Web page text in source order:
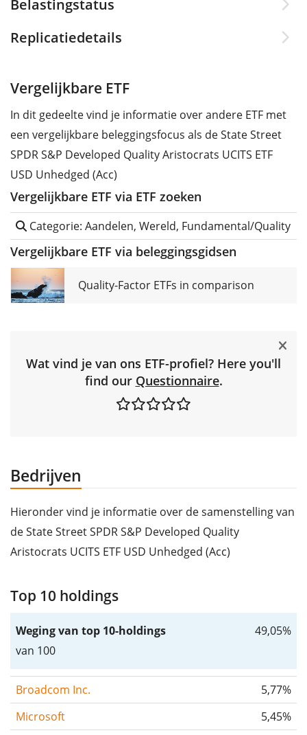
Belastingstatus
Replicatiedetails
Vergelijkbare ETF
In dit gedeelte vind je informatie over andere ETF met
een vergelijkbare beleggingsfocus als de State Street
SPDR S&P Developed Quality Aristocrats UCITS ETF
USD Unhedged (Acc)
Vergelijkbare ETF via ETF zoeken
Categorie: Aandelen, Wereld, Fundamental/Quality
Vergelijkbare ETF via beleggingsgidsen
Quality-Factor ETFs in comparison
Wat vind je van ons ETF-profiel? Here you'll
find our Questionnaire.
Bedrijven
Hieronder vind je informatie over de samenstelling van
de State Street SPDR S&P Developed Quality
Aristocrats UCITS ETF USD Unhedged (Acc)
Top 10 holdings
Weging van top 10-holdings
van 100
49,05%
Broadcom Inc.
5,77%
Microsoft
5,45%